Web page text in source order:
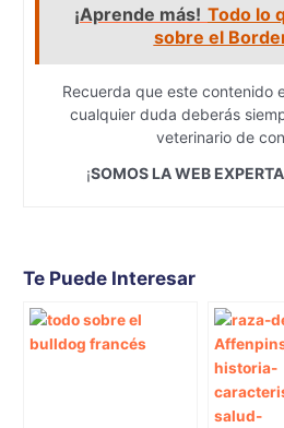
¡Aprende más! Todo lo
sobre el
Recuerda que este contenido
cualquier duda deberás
veterinario de
¡SOMOS LA WEB
Te Puede Interesar